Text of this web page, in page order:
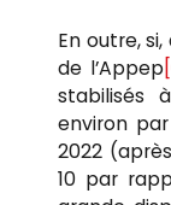
En outre,
de l’Appep
stabilisés
environ
2022
10 par